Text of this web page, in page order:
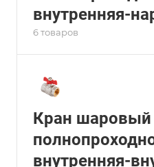
внутренняя-
6 товаров
Кран шаровый
внутренняя-